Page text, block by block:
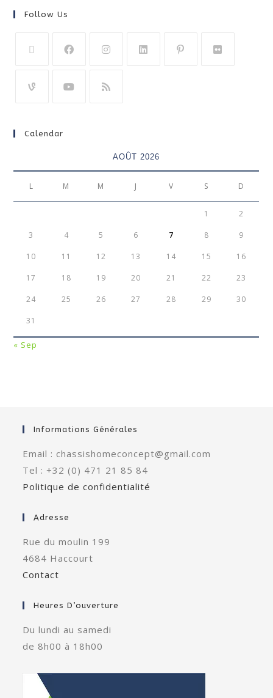
Follow Us
Calendar
AOÛT 2026
L M M J V S D
1 2
3 4 5 6 7 8 9
10 11 12 13 14 15 16
17 18 19 20 21 22 23
24 25 26 27 28 29 30
31
« Sep
Informations Générales
Email : chassishomeconcept@gmail.com
Tel : +32 (0) 471 21 85 84
Politique de confidentialité
Adresse
Rue du moulin 199
4684 Haccourt
Contact
Heures D’ouverture
Du lundi au samedi
de 8h00 à 18h00